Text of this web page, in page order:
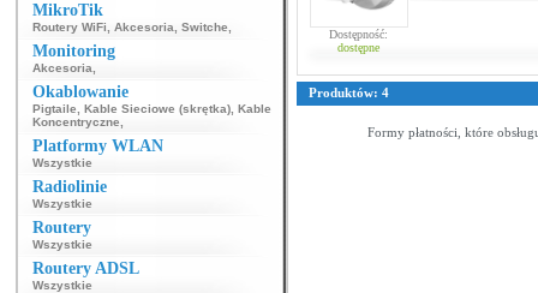
MikroTik
Routery WiFi Akcesoria Switche
Monitoring
Akcesoria
Okablowanie
Pigtaile Kable Sieciowe (skrętka) Kable
Koncentryczne
Platformy WLAN
Wszystkie
Radiolinie
Wszystkie
Routery
Wszystkie
Routery ADSL
Wszystkie
Dostępność:
dostępne
Produktów: 4
Formy płatności, które